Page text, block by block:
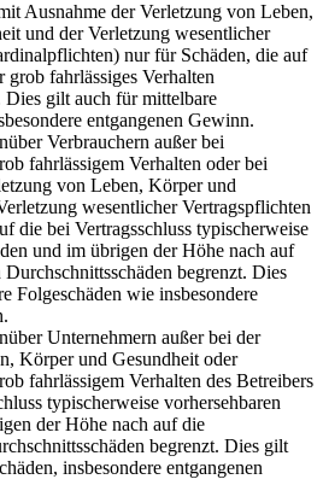
Ausnahme der Verletzung von Leben,
und der Verletzung wesentlicher
nur für Schäden, die auf
grob fahrlässiges Verhalten
gilt auch für mittelbare
entgangenen Gewinn.
Verbrauchern außer bei
fahrlässigem Verhalten oder bei
von Leben, Körper und
wesentlicher Vertragspflichten
die bei Vertragsschluss typischerweise
und im übrigen der Höhe nach auf
begrenzt. Dies
Folgeschäden wie insbesondere
Unternehmern außer bei der
Körper und Gesundheit oder
fahrlässigem Verhalten des Betreibers
typischerweise vorhersehbaren
der Höhe nach auf die
begrenzt. Dies gilt
insbesondere entgangenen